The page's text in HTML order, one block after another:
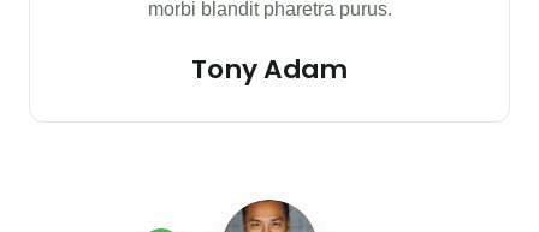
morbi blandit pharetra purus.
Tony Adam